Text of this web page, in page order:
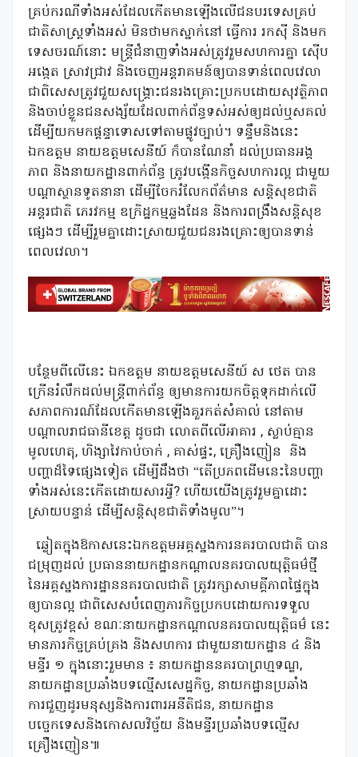
គ្រប់ករណីទាំងអស់ដែលកើតមានឡើងលើជនបរទេសគ្រប់
ជាតិសាស្រ្តទាំងអស់ មិនថាមកស្នាក់នៅ ធ្វើការ រកស៊ី និងមក
ទេសចរណ៍នោះ មន្រ្តីជំនាញទាំងអស់ត្រូវរួមសហការគ្នា ស៊ើប
អង្កេត ស្រាវជ្រាវ និងចេញអន្តរាគមន៍ឲ្យបានទាន់ពេលវេលា
ជាពិសេសត្រូវជួយសង្រ្គោះជនរងគ្រោះប្រកបដោយសុវត្ថិភាព
និងចាប់ខ្លួនជនសង្ស័យដែលពាក់ព័ន្ធទស់អស់ឲ្យដល់ឬសគល់
ដើម្បីយកមកផ្ដន្ទាទោសទៅតាមផ្លូវច្បាប់។ ទន្ទឹមនិងនេះ
ឯកឧត្ដម នាយឧត្ដមសេនីយ៍ ក៏បានណែនាំ ដល់ប្រធានអង្គ
ភាព និងនាយកដ្ឋានពាក់ព័ន្ធ ត្រូវបង្កើនកិច្ចសហការល្អ ជាមួយ
បណ្តាស្ថានទូតនានា ដើម្បីចែករំលែកព័ត៌មាន សន្តិសុខជាតិ
អន្តរជាតិ ភេរវកម្ម ឧក្រិដ្ឋកម្មឆ្លងដែន និងការពង្រឹងសន្តិសុខ
ផ្សេងៗ ដើម្បីរួមគ្នាដោះស្រាយជួយជនរងគ្រោះឲ្យបានទាន់
ពេលវេលា។
បន្ថែមពីលើនេះ ឯកឧត្ដម នាយឧត្ដមសេនីយ៍ ស ថេត បាន
ក្រើនរំលឹកដល់មន្រ្តីពាក់ព័ន្ធ ឲ្យមានការយកចិត្តទុកដាក់លើ
សភាពការណ៍ដែលកើតមានឡើងគួរកត់សំគាល់ នៅតាម
បណ្ដាលរាជធានីខេត្ត ដូចជា លោតពីលើអាគារ , ស្លាប់គ្មាន
មូលហេតុ, ហិង្សាវៃកាប់ចាក់ , គាស់ផ្ទះ, គ្រឿងញៀន និង
បញ្ហាដ៏ទៃផ្សេងទៀត ដើម្បីដឹងថា “តើប្រភពដើមនេះនៃបញ្ហា
ទាំងអស់នេះកើតដោយសារអ្វី? ហើយយើងត្រូវរួមគ្នាដោះ
ស្រាយបន្ទាន់ ដើម្បីសន្តិសុខជាតិទាំងមូល”។
ឆ្លៀតក្នុងឱកាសនេះឯកឧត្ដមអគ្គស្នងការនគរបាលជាតិ បាន
ជម្រុញដល់ ប្រធាននាយកដ្ឋានកណ្ដាលនគរបាលយុត្តិធម៌ថ្មី
នៃអគ្គស្នងការដ្ឋាននគរបាលជាតិ ត្រូវរក្សាសាមគ្គីភាពផ្ទៃក្នុង
ឲ្យបានល្អ ជាពិសេសបំពេញភារកិច្ចប្រកបដោយការទទួល
ខុសត្រូវខ្ពស់ ខណៈនាយកដ្ឋានកណ្ដាលនគរបាលយុត្តិធម៌ នេះ
មានភារកិច្ចគ្រប់គ្រង និងសហការ ជាមួយនាយកដ្ឋាន ៤ និង
មន្ទីរ ១ ក្នុងនោះរួមមាន ៖ នាយកដ្ឋាននគរបាព្រហ្មទណ្ឌ,
នាយកដ្ឋានប្រឆាំងបទល្មើសសេដ្ឋកិច្ច, នាយកដ្ឋានប្រឆាំង
ការជួញដូរមនុស្សនិងការពារអនីតិជន, នាយកដ្ឋាន
បច្ចេកទេសនិងកោសលវិច្ច័យ និងមន្ទីរប្រឆាំងបទល្មើស
គ្រឿងញៀន៕